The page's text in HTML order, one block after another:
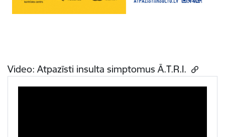
Video: Atpazīsti insulta simptomus Ā.T.R.I.